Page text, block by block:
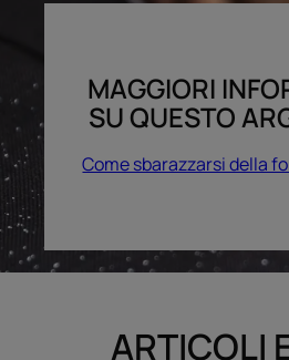
MAGGIORI
SU QUESTO
Come sbarazzarsi della
ARTICOLI